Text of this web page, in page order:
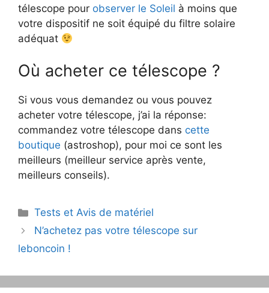
télescope pour observer le Soleil à moins que
votre dispositif ne soit équipé du filtre solaire
adéquat
Où acheter ce télescope ?
Si vous vous demandez ou vous pouvez
acheter votre télescope, j’ai la réponse:
commandez votre télescope dans cette
boutique (astroshop), pour moi ce sont les
meilleurs (meilleur service après vente,
meilleurs conseils).
Catégories
Tests et Avis de matériel
Navigation
des
N’achetez pas votre télescope sur
leboncoin !